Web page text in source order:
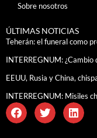
Sobre nosotros
ÚLTIMAS NOTICIAS
Teherán: el funeral como
INTERREGNUM: ¿Cambio
EEUU, Rusia y China,
INTERREGNUM: Misiles